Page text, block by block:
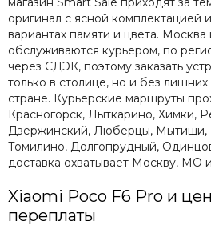
оригинал с ясной комплектацией
вариантах памяти и цвета.
обслуживаются курьером, по
через СДЭК, поэтому заказать
только в столице, но и без лишних
стране. Курьерские маршруты
Красногорск, Лыткарино, Химки,
Дзержинский, Люберцы, Мытищи,
Томилино, Долгопрудный,
доставка охватывает Москву, МО
Xiaomi Poco F6 Pro и
переплаты